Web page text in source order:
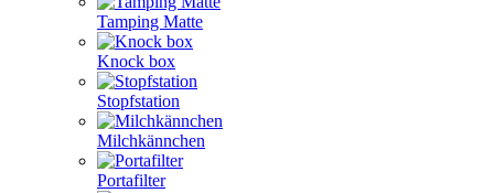
Tamping Matte
Knock box
Stopfstation
Milchkännchen
Portafilter